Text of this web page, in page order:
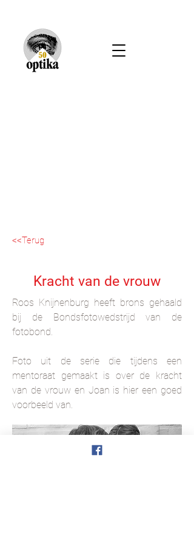
Kracht van de vrouw
<<Terug
Roos Knijnenburg heeft brons gehaald
bij de Bondsfotowedstrijd van de
fotobond.
Foto uit de serie die tijdens een
mentoraat gemaakt is over de kracht
van de vrouw en Joan is hier een goed
voorbeeld van.